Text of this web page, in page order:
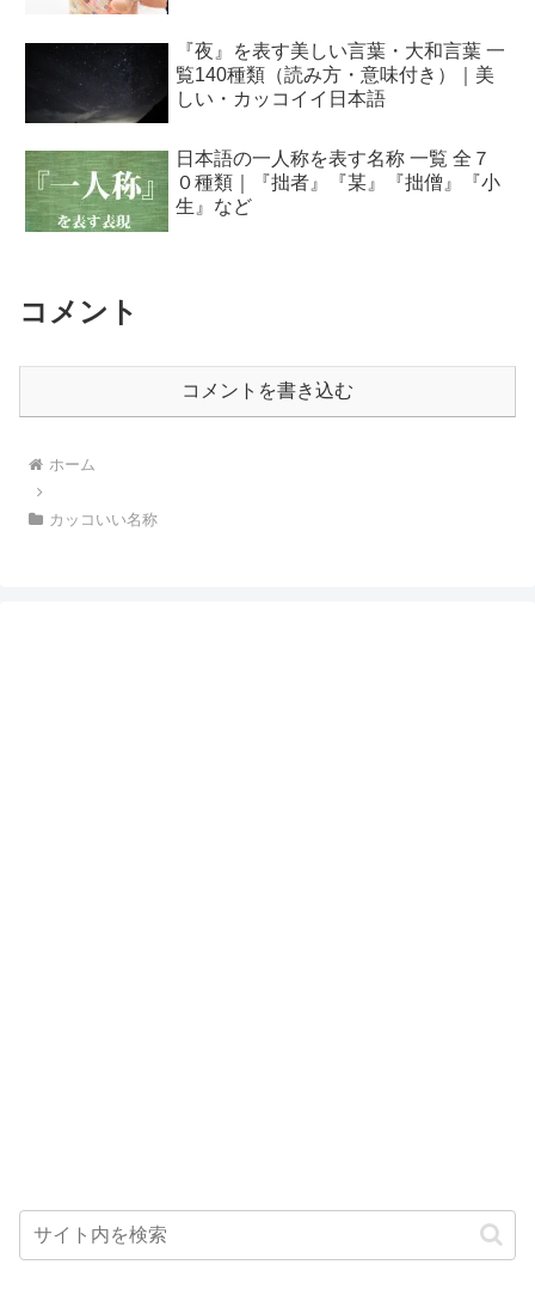
『夜』を表す美しい言葉・大和言葉 一
覧140種類（読み方・意味付き）｜美
しい・カッコイイ日本語
日本語の一人称を表す名称 一覧 全７
０種類｜『拙者』『某』『拙僧』『小
生』など
コメント
コメントを書き込む
ホーム
カッコいい名称